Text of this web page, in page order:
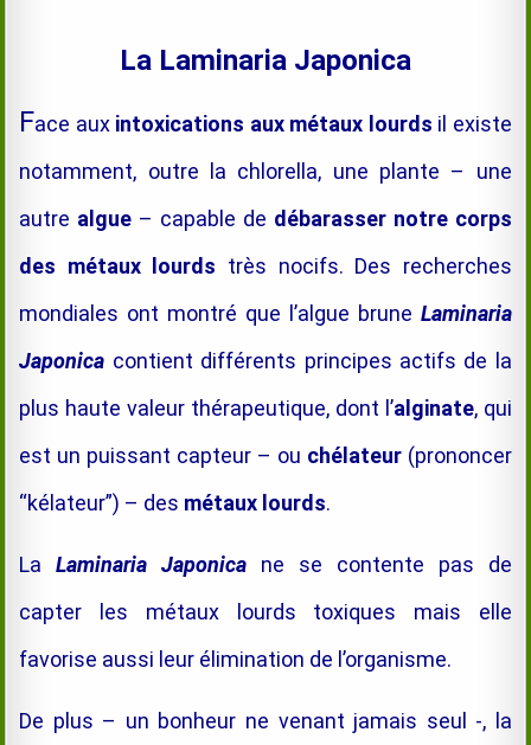
La Laminaria Japonica
Face aux intoxications aux métaux lourds il existe
notamment, outre la chlorella, une plante – une
autre algue – capable de débarasser notre corps
des métaux lourds très nocifs. Des recherches
mondiales ont montré que l’algue brune Laminaria
Japonica contient différents principes actifs de la
plus haute valeur thérapeutique, dont l’alginate, qui
est un puissant capteur – ou chélateur (prononcer
“kélateur”) – des métaux lourds.
LaLaminaria Japonica ne se contente pas de
capter les métaux lourds toxiques mais elle
favorise aussi leur élimination de l’organisme.
De plus – un bonheur ne venant jamais seul -, la